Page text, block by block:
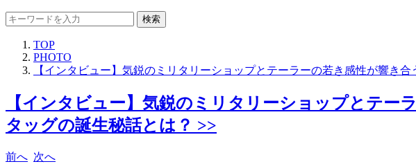
検索
TOP
PHOTO
【インタビュー】気鋭のミリタリーショップとテーラーの若き感性が響き
【インタビュー】気鋭のミリタリーショップとテー
タッグの誕生秘話とは？ >>
前へ 次へ